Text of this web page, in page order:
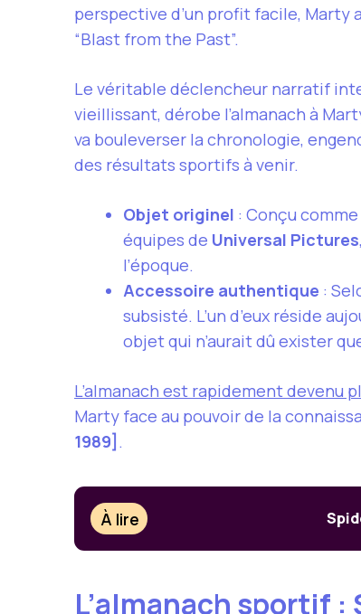
perspective d’un profit facile, Marty
“Blast from the Past”.
Le véritable déclencheur narratif
vieillissant, dérobe l’almanach à
va bouleverser la chronologie,
des résultats sportifs à venir.
Objet originel : Conçu
équipes de Universal Pictures
l’époque.
Accessoire authentique :
subsisté. L’un d’eux réside
objet qui n’aurait dû exister
L’almanach est rapidement devenu
Marty face au pouvoir de la
1989] .
À lire
L’almanach sportif